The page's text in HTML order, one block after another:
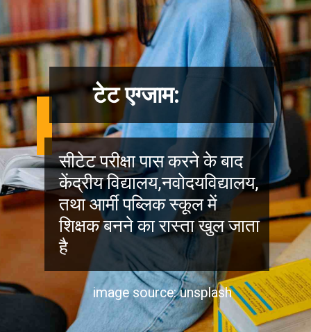
टेट एग्जाम:
सीटेट परीक्षा पास करने के बाद
केंद्रीय विद्यालय,नवोदयविद्यालय,
तथा आर्मी पब्लिक स्कूल में
शिक्षक बनने का रास्ता खुल जाता
है
image source: unsplash